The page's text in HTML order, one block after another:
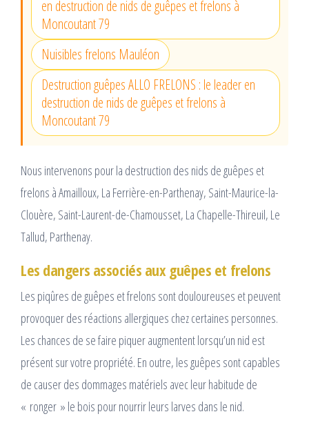
en destruction de nids de guêpes et frelons à
Moncoutant 79
Nuisibles frelons Mauléon
Destruction guêpes ALLO FRELONS : le leader en
destruction de nids de guêpes et frelons à
Moncoutant 79
Nous intervenons pour la destruction des nids de guêpes et
frelons à Amailloux, La Ferrière-en-Parthenay, Saint-Maurice-la-
Clouère, Saint-Laurent-de-Chamousset, La Chapelle-Thireuil, Le
Tallud, Parthenay.
Les dangers associés aux guêpes et frelons
Les piqûres de guêpes et frelons sont douloureuses et peuvent
provoquer des réactions allergiques chez certaines personnes.
Les chances de se faire piquer augmentent lorsqu’un nid est
présent sur votre propriété. En outre, les guêpes sont capables
de causer des dommages matériels avec leur habitude de
« ronger » le bois pour nourrir leurs larves dans le nid.